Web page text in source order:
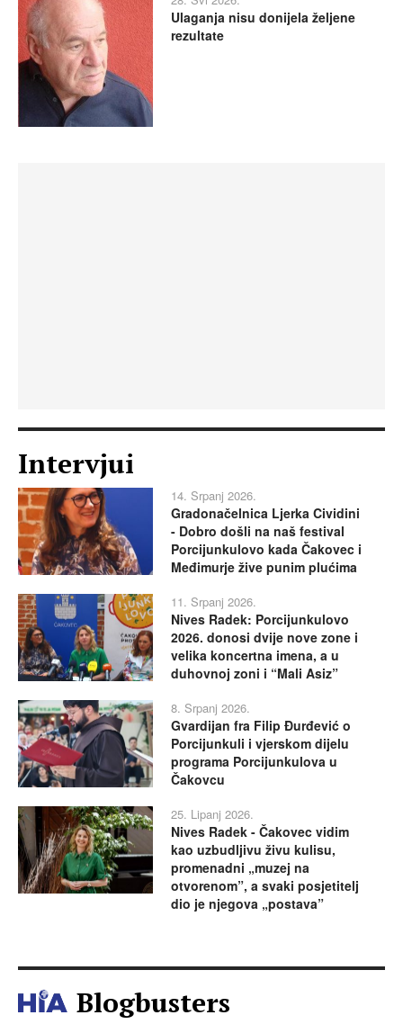
Ulaganja nisu donijela željene
rezultate
Intervjui
14. Srpanj 2026.
Gradonačelnica Ljerka Cividini
- Dobro došli na naš festival
Porcijunkulovo kada Čakovec i
Međimurje žive punim plućima
11. Srpanj 2026.
Nives Radek: Porcijunkulovo
2026. donosi dvije nove zone i
velika koncertna imena, a u
duhovnoj zoni i “Mali Asiz”
8. Srpanj 2026.
Gvardijan fra Filip Đurđević o
Porcijunkuli i vjerskom dijelu
programa Porcijunkulova u
Čakovcu
25. Lipanj 2026.
Nives Radek - Čakovec vidim
kao uzbudljivu živu kulisu,
promenadni „muzej na
otvorenom”, a svaki posjetitelj
dio je njegova „postava”
Blogbusters